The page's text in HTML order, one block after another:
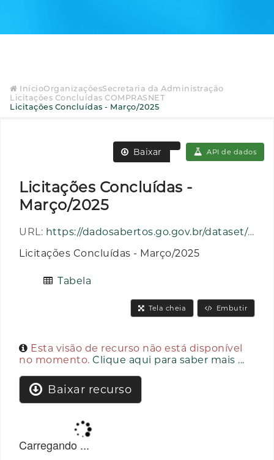
InícioOrganizaçõesSecretaria da Administração
Licitações Concluídas COMPRASNET
Licitações Concluídas - Março/2025
Baixar API de dados
Licitações Concluídas -
Março/2025
URL: https://dadosabertos.go.gov.br/dataset/8bbb3f1e-1af0-4458-b55d-7a59e5dc06de/resource/349bc613-a1cb-47e2-beec-ac46ba98b3e8/download/licitacoesconcluidas_202503.csv
Licitações Concluídas - Março/2025
Tabela
Tela cheia Embutir
Esta visão de recurso não está disponível
no momento. Clique aqui para saber mais ...
Baixar recurso